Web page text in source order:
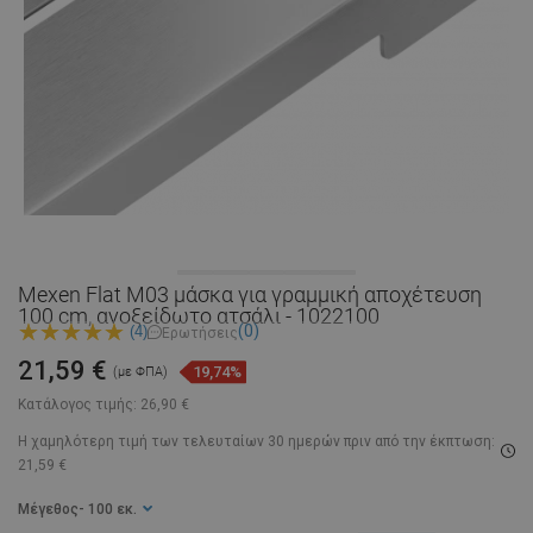
Mexen Flat M03 μάσκα για γραμμική αποχέτευση
100 cm, ανοξείδωτο ατσάλι - 1022100
(4) Ερωτήσεις(0)
Κατάλογος τιμής: 26,90 €
21,59 € (με ΦΠΑ) 19,74%
Η χαμηλότερη τιμή των τελευταίων 30 ημερών πριν από την έκπτωση:
21,59 €
Μέγεθος - 100 εκ.